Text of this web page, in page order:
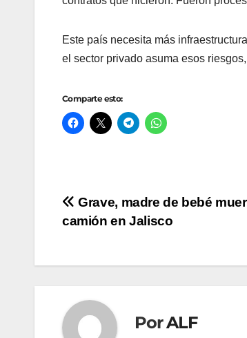
Este país necesita más
el sector privado asuma esos
Comparte esto:
Navegación
entradas
Grave, madre de bebé
camión en Jalisco
PorALF